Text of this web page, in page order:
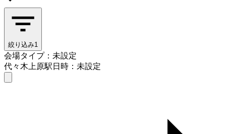
絞り込み1
会場タイプ：未設定
代々木上原駅日時：未設定